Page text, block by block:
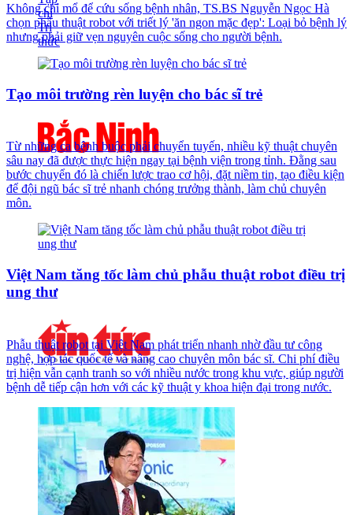
Không chỉ mổ để cứu sống bệnh nhân, TS.BS Nguyễn Ngọc Hà
chọn phẫu thuật robot với triết lý 'ăn ngon mặc đẹp': Loại bỏ bệnh lý
nhưng phải giữ vẹn nguyên cuộc sống cho người bệnh.
Tạo môi trường rèn luyện cho bác sĩ trẻ
Từ những ca bệnh buộc phải chuyển tuyến, nhiều kỹ thuật chuyên
sâu nay đã được thực hiện ngay tại bệnh viện trong tỉnh. Đằng sau
bước chuyển đó là chiến lược trao cơ hội, đặt niềm tin, tạo điều kiện
để đội ngũ bác sĩ trẻ nhanh chóng trưởng thành, làm chủ chuyên
môn.
Việt Nam tăng tốc làm chủ phẫu thuật robot điều trị
ung thư
Phẫu thuật robot tại Việt Nam phát triển nhanh nhờ đầu tư công
nghệ, hợp tác quốc tế và nâng cao chuyên môn bác sĩ. Chi phí điều
trị hiện vẫn cạnh tranh so với nhiều nước trong khu vực, giúp người
bệnh dễ tiếp cận hơn với các kỹ thuật y khoa hiện đại trong nước.